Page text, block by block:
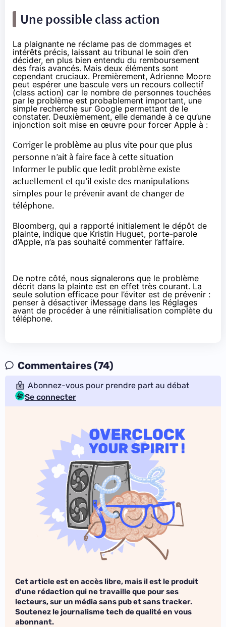
Une possible class action
La plaignante ne réclame pas de dommages et
intérêts précis, laissant au tribunal le soin d’en
décider, en plus bien entendu du remboursement
des frais avancés. Mais deux éléments sont
cependant cruciaux. Premièrement, Adrienne Moore
peut espérer une bascule vers un recours collectif
(class action) car le nombre de personnes touchées
par le problème est probablement important, une
simple recherche sur Google permettant de le
constater. Deuxièmement, elle demande à ce qu’une
injonction soit mise en œuvre pour forcer Apple à :
Corriger le problème au plus vite pour que plus
personne n’ait à faire face à cette situation
Informer le public que ledit problème existe
actuellement et qu’il existe des manipulations
simples pour le prévenir avant de changer de
téléphone.
Bloomberg, qui a rapporté initialement le dépôt de
plainte, indique que Kristin Huguet, porte-parole
d’Apple, n’a pas souhaité commenter l’affaire.
De notre côté, nous signalerons que le problème
décrit dans la plainte est en effet très courant. La
seule solution efficace pour l’éviter est de prévenir :
penser à désactiver iMessage dans les Réglages
avant de procéder à une réinitialisation complète du
téléphone.
Commentaires (74)
Abonnez-vous pour prendre part au débat
Se connecter
Cet article est en accès libre, mais il est le produit
d'une rédaction qui ne travaille que pour ses
lecteurs, sur un média sans pub et sans tracker.
Soutenez le journalisme tech de qualité en vous
abonnant.